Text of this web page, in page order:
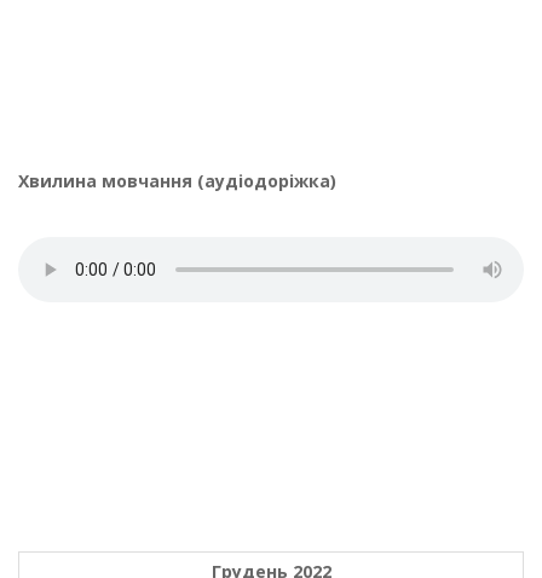
Хвилина мовчання (аудіодоріжка)
Грудень 2022